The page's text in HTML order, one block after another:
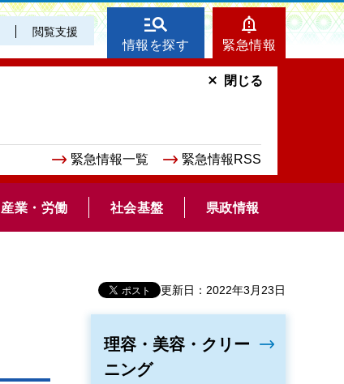
閲覧支援
情報を探す 緊急情報
緊急情報一覧 緊急情報RSS
閉じる
産業・労働 社会基盤 県政情報
更新日：2022年3月23日
理容・美容・クリー
ニング